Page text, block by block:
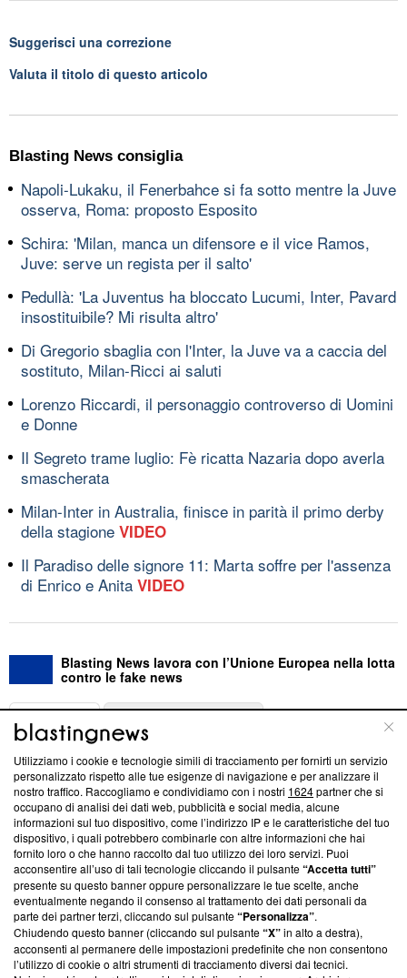
Suggerisci una correzione
Valuta il titolo di questo articolo
Blasting News consiglia
Napoli-Lukaku, il Fenerbahce si fa sotto mentre la Juve
osserva, Roma: proposto Esposito
Schira: 'Milan, manca un difensore e il vice Ramos,
Juve: serve un regista per il salto'
Pedullà: 'La Juventus ha bloccato Lucumi, Inter, Pavard
insostituibile? Mi risulta altro'
Di Gregorio sbaglia con l'Inter, la Juve va a caccia del
sostituto, Milan-Ricci ai saluti
Lorenzo Riccardi, il personaggio controverso di Uomini
e Donne
Il Segreto trame luglio: Fè ricatta Nazaria dopo averla
smascherata
Milan-Inter in Australia, finisce in parità il primo derby
della stagione VIDEO
Il Paradiso delle signore 11: Marta soffre per l'assenza
di Enrico e Anita VIDEO
Blasting News lavora con l’Unione Europea nella lotta
contro le fake news
ABOUT
Questa sezione offre informazioni trasparenti su Blasting
News, sui nostri processi editoriali e su come ci impegniamo a
creare news di qualità. Inoltre, afferma la nostra aderenza a
‘Trust Project - News with Integrity’Blasting News non è
ancora membro del programma, ma ha richiesto di farne
parte; Trust Project non ha ancora effettuato una verifica di
conformità agli standard.
Su di noi
Team editoriale
Utilizziamo i cookie e tecnologie simili di tracciamento per fornirti un servizio
personalizzato rispetto alle tue esigenze di navigazione e per analizzare il
nostro traffico. Raccogliamo e condividiamo con i nostri 1624partner che si
occupano di analisi dei dati web, pubblicità e social media, alcune
informazioni sul tuo dispositivo, come l’indirizzo IP e le caratteristiche del tuo
dispositivo, i quali potrebbero combinarle con altre informazioni che hai
fornito loro o che hanno raccolto dal tuo utilizzo dei loro servizi. Puoi
acconsentire all’uso di tali tecnologie cliccando il pulsante“Accetta tutti”
presente su questo banner oppure personalizzare le tue scelte, anche
eventualmente negando il consenso al trattamento dei dati personali da
parte dei partner terzi, cliccando sul pulsante“Personalizza”.
Chiudendo questo banner (cliccando sul pulsante“X”in alto a destra),
acconsenti al permanere delle impostazioni predefinite che non consentono
l’utilizzo di cookie o altri strumenti di tracciamento diversi dai tecnici.